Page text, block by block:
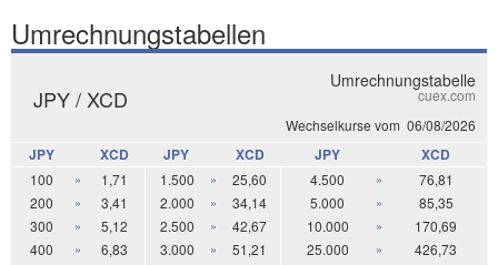
Umrechnungstabellen
Umrechnungstabelle
cuex.com
Wechselkurse vom 06/08/2026
JPY / XCD
JPY XCD JPY XCD JPY XCD
100 » 1,71 1.500 » 25,60 4.500 »
76,81
200
» 3,41 2.000 » 34,14 5.000 »
85,35
300
» 5,12 2.500 » 42,67 10.000 »
170,69
400
» 6,83 3.000 » 51,21 25.000 »
426,73